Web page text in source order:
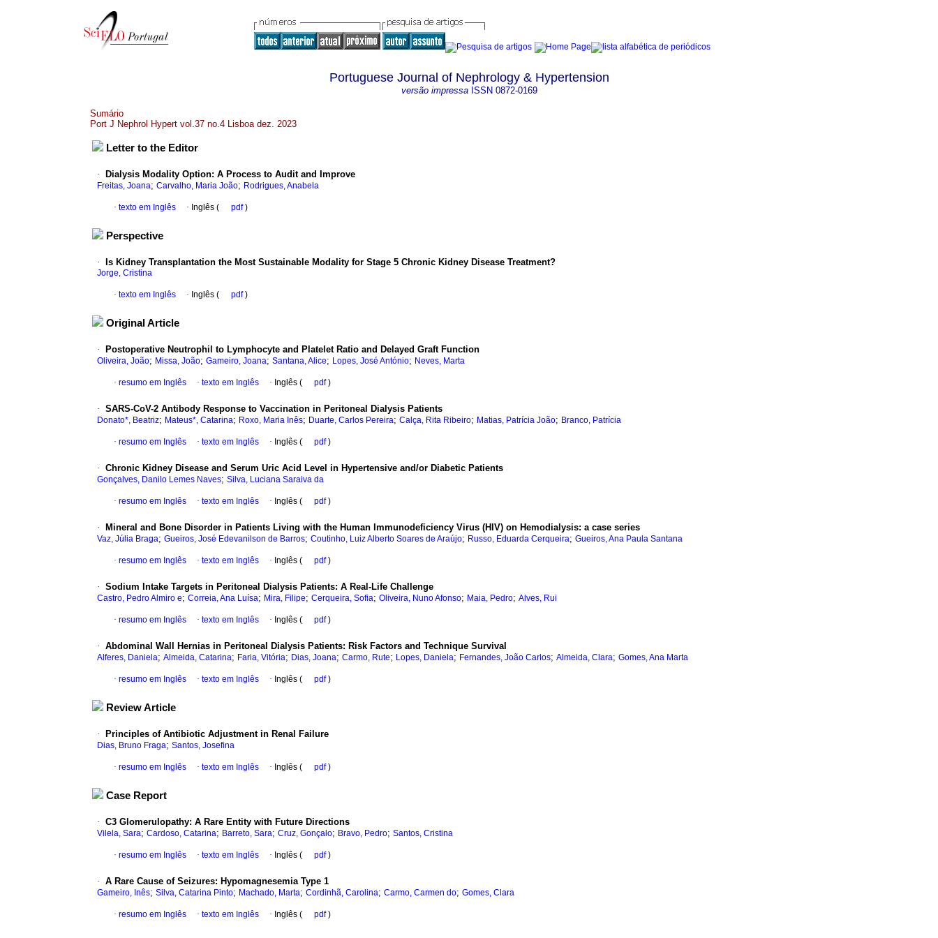
Portuguese Journal of Nephrology & Hypertension
versão impressaISSN 0872-0169
Sumário
Port J Nephrol Hypert vol.37 no.4 Lisboa dez. 2023
Letter to the Editor
· Dialysis Modality Option: A Process to Audit and Improve
Freitas, Joana; Carvalho, Maria João; Rodrigues, Anabela
· texto em Inglês · Inglês ( pdf)
Perspective
· Is Kidney Transplantation the Most Sustainable Modality for Stage 5 Chronic Kidney Disease Treatment?
Jorge, Cristina
· texto em Inglês · Inglês ( pdf)
Original Article
· Postoperative Neutrophil to Lymphocyte and Platelet Ratio and Delayed Graft Function
Oliveira, João; Missa, João; Gameiro, Joana; Santana, Alice; Lopes, José António; Neves, Marta
· resumo em Inglês · texto em Inglês · Inglês ( pdf)
· SARS-CoV-2 Antibody Response to Vaccination in Peritoneal Dialysis Patients
Donato*, Beatriz; Mateus*, Catarina; Roxo, Maria Inês; Duarte, Carlos Pereira; Calça, Rita Ribeiro; Matias, Patrícia João; Branco, Patrícia
· resumo em Inglês · texto em Inglês · Inglês ( pdf)
· Chronic Kidney Disease and Serum Uric Acid Level in Hypertensive and/or Diabetic Patients
Gonçalves, Danilo Lemes Naves; Silva, Luciana Saraiva da
· resumo em Inglês · texto em Inglês · Inglês ( pdf)
· Mineral and Bone Disorder in Patients Living with the Human Immunodeficiency Virus (HIV) on Hemodialysis: a case series
Vaz, Júlia Braga; Gueiros, José Edevanilson de Barros; Coutinho, Luiz Alberto Soares de Araújo; Russo, Eduarda Cerqueira; Gueiros, Ana Paula Santana
· resumo em Inglês · texto em Inglês · Inglês ( pdf)
· Sodium Intake Targets in Peritoneal Dialysis Patients: A Real-Life Challenge
Castro, Pedro Almiro e; Correia, Ana Luísa; Mira, Filipe; Cerqueira, Sofia; Oliveira, Nuno Afonso; Maia, Pedro; Alves, Rui
· resumo em Inglês · texto em Inglês · Inglês ( pdf)
· Abdominal Wall Hernias in Peritoneal Dialysis Patients: Risk Factors and Technique Survival
Alferes, Daniela; Almeida, Catarina; Faria, Vitória; Dias, Joana; Carmo, Rute; Lopes, Daniela; Fernandes, João Carlos; Almeida, Clara; Gomes, Ana Marta
· resumo em Inglês · texto em Inglês · Inglês ( pdf)
Review Article
· Principles of Antibiotic Adjustment in Renal Failure
Dias, Bruno Fraga; Santos, Josefina
· resumo em Inglês · texto em Inglês · Inglês ( pdf)
Case Report
· C3 Glomerulopathy: A Rare Entity with Future Directions
Vilela, Sara; Cardoso, Catarina; Barreto, Sara; Cruz, Gonçalo; Bravo, Pedro; Santos, Cristina
· resumo em Inglês · texto em Inglês · Inglês ( pdf)
· A Rare Cause of Seizures: Hypomagnesemia Type 1
Gameiro, Inês; Silva, Catarina Pinto; Machado, Marta; Cordinhã, Carolina; Carmo, Carmen do; Gomes, Clara
· resumo em Inglês · texto em Inglês · Inglês ( pdf)